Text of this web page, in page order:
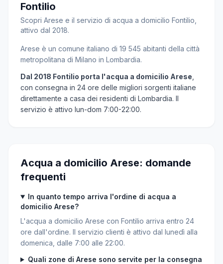
Fontilio
Scopri Arese e il servizio di acqua a domicilio Fontilio,
attivo dal 2018.
Arese è un comune italiano di 19 545 abitanti della città
metropolitana di Milano in Lombardia.
Dal 2018 Fontilio porta l'acqua a domicilio Arese
con consegna in 24 ore delle migliori sorgenti italiane
direttamente a casa dei residenti di Lombardia. Il
servizio è attivo lun-dom 7:00-22:00.
Acqua a domicilio Arese: domande
frequenti
In quanto tempo arriva l'ordine di acqua a
domicilio Arese?
L'acqua a domicilio Arese con Fontilio arriva entro 24
ore dall'ordine. Il servizio clienti è attivo dal lunedì alla
domenica, dalle 7:00 alle 22:00.
Quali zone di Arese sono servite per la consegna